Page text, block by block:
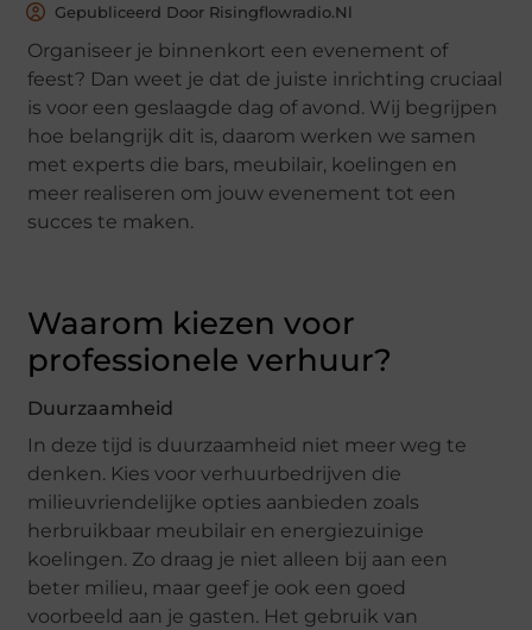
Gepubliceerd Door Risingflowradio.nl
Organiseer je binnenkort een evenement of
feest? Dan weet je dat de juiste inrichting cruciaal
is voor een geslaagde dag of avond. Wij begrijpen
hoe belangrijk dit is, daarom werken we samen
met experts die bars, meubilair, koelingen en
meer realiseren om jouw evenement tot een
succes te maken.
Waarom kiezen voor
professionele verhuur?
Duurzaamheid
In deze tijd is duurzaamheid niet meer weg te
denken. Kies voor verhuurbedrijven die
milieuvriendelijke opties aanbieden zoals
herbruikbaar meubilair en energiezuinige
koelingen. Zo draag je niet alleen bij aan een
beter milieu, maar geef je ook een goed
voorbeeld aan je gasten. Het gebruik van